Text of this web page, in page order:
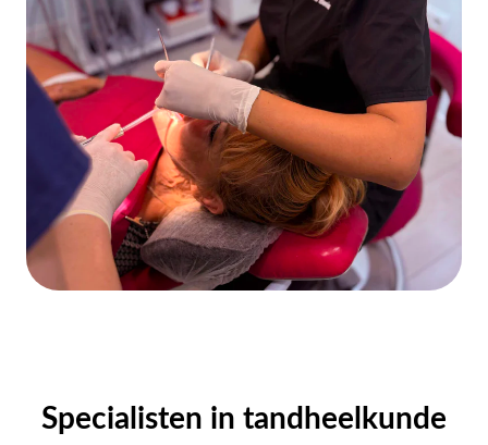
Specialisten in tandheelkunde